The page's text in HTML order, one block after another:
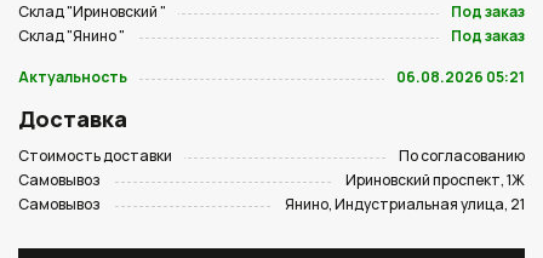
Склад "Ириновский "
Под заказ
Склад "Янино "
Под заказ
Актуальность
06.08.2026 05:21
Доставка
Стоимость доставки
По согласованию
Самовывоз
Ириновский проспект, 1Ж
Самовывоз
Янино, Индустриальная улица, 21